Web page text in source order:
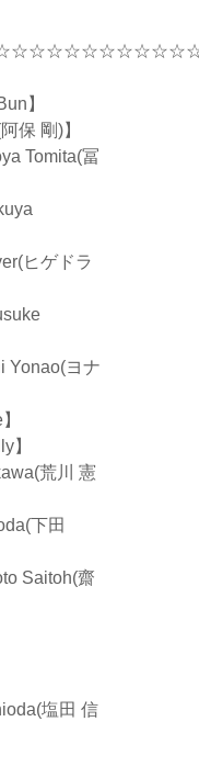
】
保 剛)】
Tomita(冨
ヒゲドラ
Yonao(ヨナ
hally】
荒川 憲
下田
Saitoh(齋
】
塩田 信